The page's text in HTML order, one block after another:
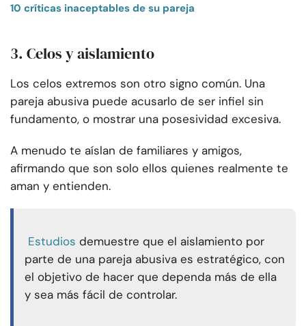
10 críticas inaceptables de su pareja
3. Celos y aislamiento
Los celos extremos son otro signo común. Una
pareja abusiva puede acusarlo de ser infiel sin
fundamento, o mostrar una posesividad excesiva.
A menudo te aíslan de familiares y amigos,
afirmando que son solo ellos quienes realmente te
aman y entienden.
Estudios demuestre que el aislamiento por
parte de una pareja abusiva es estratégico, con
el objetivo de hacer que dependa más de ella
y sea más fácil de controlar.